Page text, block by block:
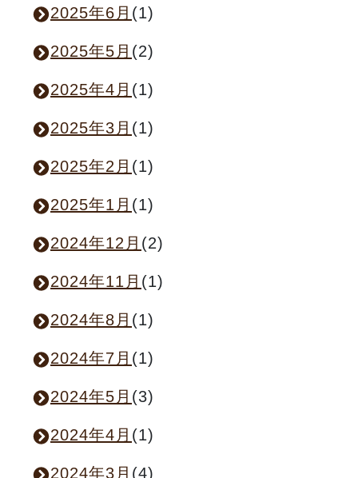
2025年6月 (1)
2025年5月 (2)
2025年4月 (1)
2025年3月 (1)
2025年2月 (1)
2025年1月 (1)
2024年12月 (2)
2024年11月 (1)
2024年8月 (1)
2024年7月 (1)
2024年5月 (3)
2024年4月 (1)
2024年3月 (4)